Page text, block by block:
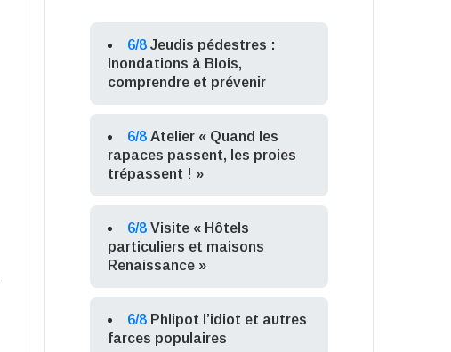
6/8 Jeudis pédestres :
Inondations à Blois,
comprendre et prévenir
6/8 Atelier « Quand les
rapaces passent, les proies
trépassent ! »
6/8 Visite « Hôtels
particuliers et maisons
Renaissance »
6/8 Phlipot l’idiot et autres
farces populaires